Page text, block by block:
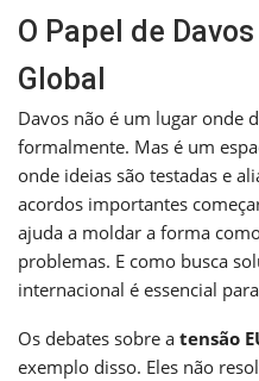
O Papel de
Global
Davos não é um lugar onde
formalmente. Mas é um
onde ideias são testadas e
acordos importantes
ajuda a moldar a forma
problemas. E como busca
internacional é essencial
Os debates sobre a tensão
exemplo disso. Eles não